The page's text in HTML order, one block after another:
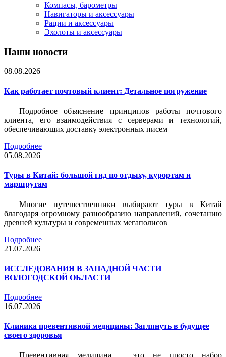
Компасы, барометры
Навигаторы и аксессуары
Рации и аксессуары
Эхолоты и аксессуары
Наши новости
08.08.2026
Как работает почтовый клиент: Детальное погружение
Подробное объяснение принципов работы почтового
клиента, его взаимодействия с серверами и технологий,
обеспечивающих доставку электронных писем
Подробнее
05.08.2026
Туры в Китай: большой гид по отдыху, курортам и
маршрутам
Многие путешественники выбирают туры в Китай
благодаря огромному разнообразию направлений, сочетанию
древней культуры и современных мегаполисов
Подробнее
21.07.2026
ИССЛЕДОВАНИЯ В ЗАПАДНОЙ ЧАСТИ
ВОЛОГОДСКОЙ ОБЛАСТИ
Подробнее
16.07.2026
Клиника превентивной медицины: Заглянуть в будущее
своего здоровья
Превентивная медицина – это не просто набор